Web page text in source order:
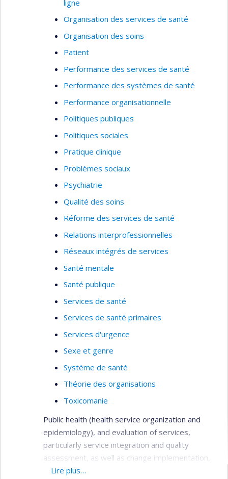
ligne
Organisation des services de santé
Organisation des soins
Patient
Performance des services de santé
Performance des systèmes de santé
Performance organisationnelle
Politiques publiques
Politiques sociales
Pratique clinique
Problèmes sociaux
Psychiatrie
Qualité des soins
Réforme des services de santé
Relations interprofessionnelles
Réseaux intégrés de services
Santé mentale
Santé publique
Services de santé
Services de santé primaires
Services d'urgence
Sexe et genre
Système de santé
Théorie des organisations
Toxicomanie
Public health (health service organization and
epidemiology), and evaluation of services,
particularly service integration and quality
assessment, as well as change implementation,
needs assessment, primary care services,
Lire plus…